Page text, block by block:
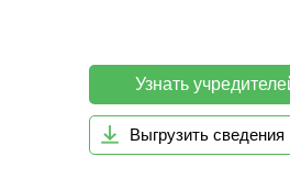
Узнать
Выгрузить сведения